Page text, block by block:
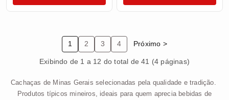
1 2 3 4 Próximo >
Exibindo de 1 a 12 do total de 41 (4 páginas)
Cachaças de Minas Gerais selecionadas pela qualidade e tradição.
Produtos típicos mineiros, ideais para quem aprecia bebidas de